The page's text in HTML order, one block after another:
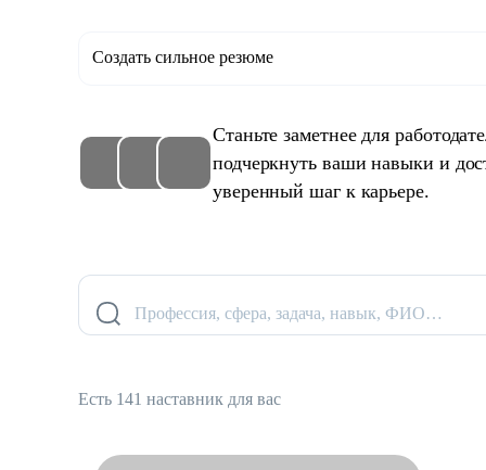
Создать сильное резюме
Станьте заметнее для
подчеркнуть ваши навыки и
уверенный шаг к карьере.
Профессия, сфера, задача, навык, ФИО…
Есть 141 наставник для вас